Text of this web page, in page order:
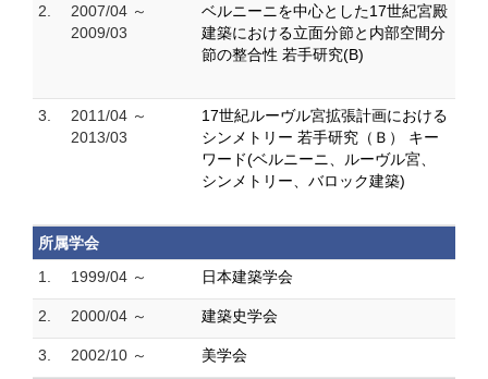
2.
2007/04 ～
2009/03
ベルニーニを中心とした17世紀宮殿
建築における立面分節と内部空間分
節の整合性 若手研究(B)
3.
2011/04 ～
2013/03
17世紀ルーヴル宮拡張計画における
シンメトリー 若手研究（Ｂ） キー
ワード(ベルニーニ、ルーヴル宮、
シンメトリー、バロック建築)
所属学会
1.
1999/04 ～ 日本建築学会
2. 2000/04 ～ 建築史学会
3. 2002/10 ～ 美学会